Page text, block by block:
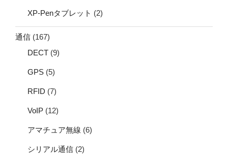
XP-Penタブレット (2)
通信 (167)
DECT (9)
GPS (5)
RFID (7)
VoIP (12)
アマチュア無線 (6)
シリアル通信 (2)